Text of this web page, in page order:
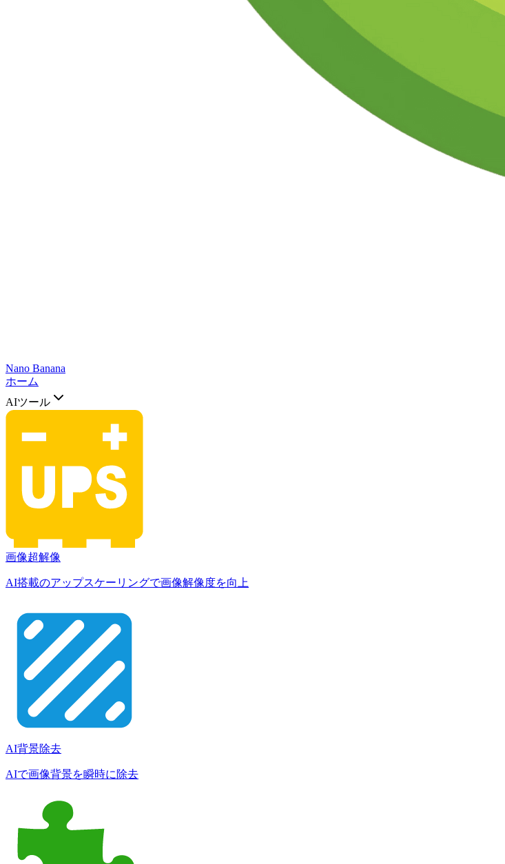
Nano Banana
ホーム
AIツール
画像超解像
AI搭載のアップスケーリングで画像解像度を向上
AI背景除去
AIで画像背景を瞬時に除去